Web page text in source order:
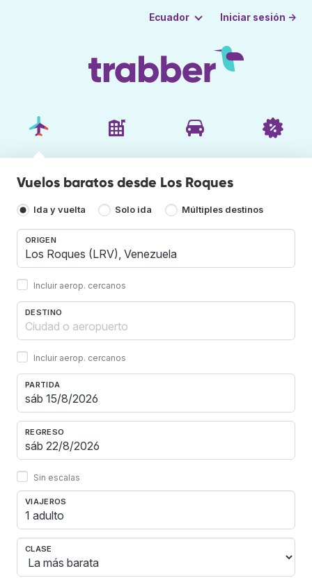
Ecuador Iniciar sesión →
Vuelos baratos desde Los Roques
Ida y vuelta Solo ida Múltiples destinos
ORIGEN
Incluir aerop. cercanos
DESTINO
Incluir aerop. cercanos
PARTIDA
REGRESO
Sin escalas
VIAJEROS
1 adulto
CLASE